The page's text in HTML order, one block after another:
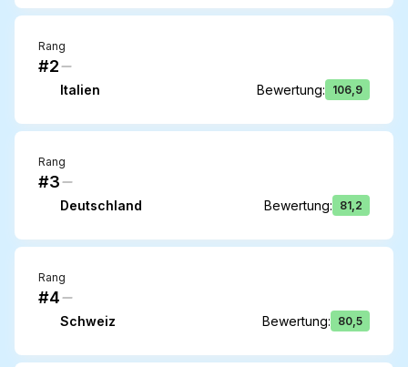
Rang
#2
Italien Bewertung: 106,9
Rang
#3
Deutschland Bewertung: 81,2
Rang
#4
Schweiz Bewertung: 80,5